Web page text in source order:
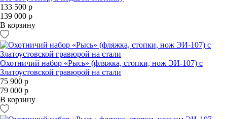
133 500 р
139 000 р
В корзину
Охотничий набор «Рысь» (фляжка, стопки, нож ЭИ-107) с
Златоустовской гравюрой на стали
75 900 р
79 000 р
В корзину